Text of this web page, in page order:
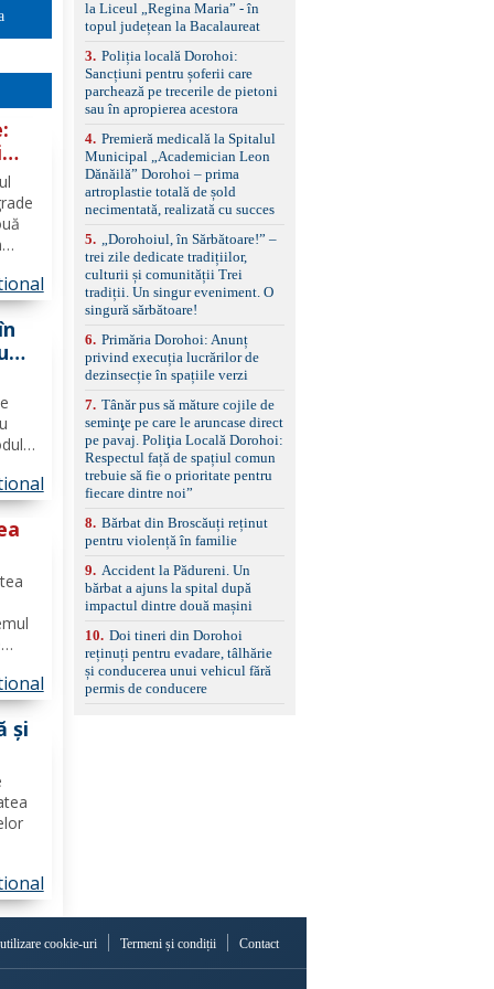
în
şi
și
din
panoramică, geamuri
spate fumurii Carlig de
remorcare Bonus: -
Covorașe textile montate
pe mașină. -Ofer și un
set de covorașe din
împreună cu un set de
anvelope de iarnă.
la Liceul „Regina Maria” - în
topul județean la Bacalaureat
3. Poliția locală Dorohoi:
Sancțiuni pentru șoferii care
parchează pe trecerile de pietoni
sau în apropierea acestora
4. Premieră medicală la Spitalul
Municipal „Academician Leon
Dănăilă” Dorohoi – prima
artroplastie totală de șold
necimentată, realizată cu succes
5.
„Dorohoiul, în Sărbătoare!” –
trei zile dedicate tradițiilor,
culturii și comunității Trei
tradiții. Un singur eveniment. O
singură sărbătoare!
6. Primăria Dorohoi: Anunț
privind execuția lucrărilor de
dezinsecție în spațiile verzi
7. Tânăr pus să măture cojile de
seminţe pe care le aruncase direct
pe pavaj. Poliţia Locală Dorohoi:
Respectul față de spațiul comun
trebuie să fie o prioritate pentru
fiecare dintre noi”
8. Bărbat din Broscăuți reținut
pentru violență în familie
9. Accident la Pădureni. Un
bărbat a ajuns la spital după
impactul dintre două mașini
10. Doi tineri din Dorohoi
reținuți pentru evadare, tâlhărie
și conducerea unui vehicul fără
permis de conducere
cookie-uri Termeni și condiții Contact